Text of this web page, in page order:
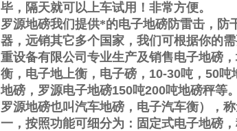
毕，隔天就可以上车试用！非常方便。
罗源地磅我们提供*的电子地磅防雷击，防
器，远销其它多个国家，我们可根据你的
重设备有限公司专业生产及销售电子地磅
衡，电子地上衡，电子磅， 10-30吨， 50吨
地磅，罗源电子地磅150吨200吨地磅秤等。
罗源地磅也叫汽车地磅，电子汽车衡），称
一，按照功能可细分为：固定式电子地磅